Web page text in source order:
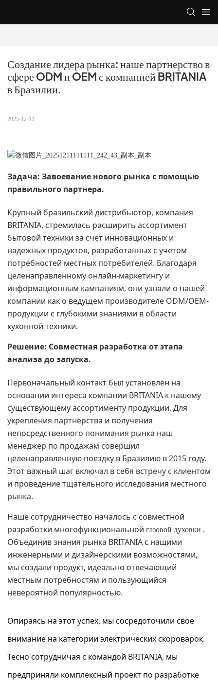
Создание лидера рынка: наше партнерство в
сфере ODM и OEM с компанией BRITANIA
в Бразилии.
2025-12-11
Задача: Завоевание нового рынка с помощью
правильного партнера.
Крупный бразильский дистрибьютор, компания
BRITANIA, стремилась расширить ассортимент
бытовой техники за счет инновационных и
надежных продуктов, разработанных с учетом
потребностей местных потребителей. Благодаря
целенаправленному онлайн-маркетингу и
информационным кампаниям, они узнали о нашей
компании как о ведущем производителе ODM/OEM-
продукции с глубокими знаниями в области
кухонной техники.
Решение: Совместная разработка от этапа
анализа до запуска.
Первоначальный контакт был установлен на
основании интереса компании BRITANIA к нашему
существующему ассортименту продукции. Для
укрепления партнерства и получения
непосредственного понимания рынка наш
менеджер по продажам совершил
целенаправленную поездку в Бразилию в 2015 году.
Этот важный шаг включал в себя встречу с клиентом
и проведение тщательного исследования местного
рынка.
Наше сотрудничество началось с совместной
разработки многофункциональной газовой духовки .
Объединив знания рынка BRITANIA с нашими
инженерными и дизайнерскими возможностями,
мы создали продукт, идеально отвечающий
местным потребностям и пользующийся
невероятной популярностью.
Опираясь на этот успех, мы сосредоточили свое
внимание на категории электрических скороварок.
Тесно сотрудничая с командой BRITANIA, мы
предприняли комплексный проект по разработке